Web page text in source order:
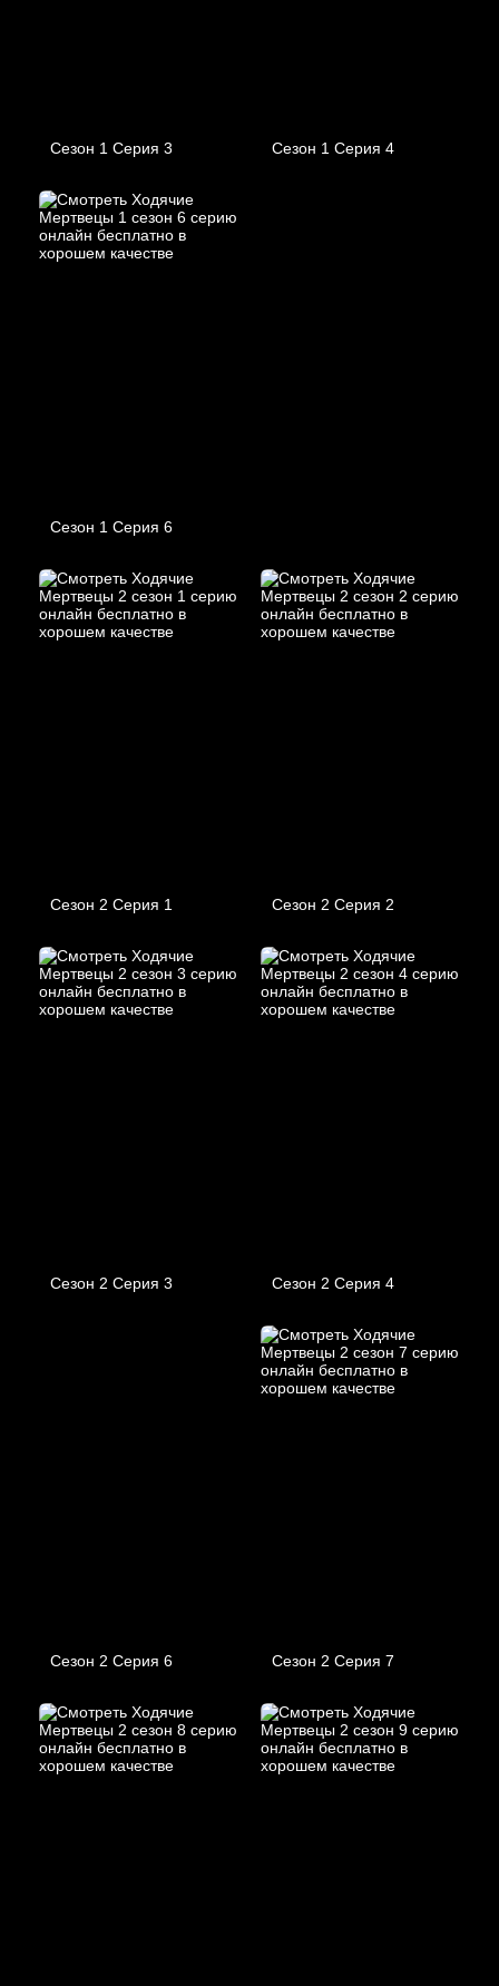
Сезон 1 Серия 3 Сезон 1 Серия 4
Сезон 1 Серия 6
Сезон 2 Серия 1 Сезон 2 Серия 2
Сезон 2 Серия 3 Сезон 2 Серия 4
Сезон 2 Серия 6 Сезон 2 Серия 7